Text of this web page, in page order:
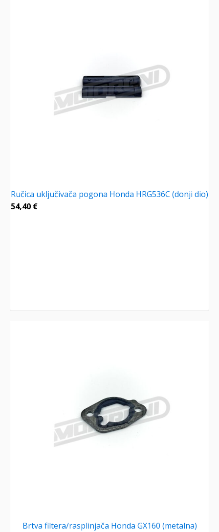
Ručica uključivača pogona Honda HRG536C (donji dio)
54,40 €
Brtva filtera/rasplinjača Honda GX160 (metalna)